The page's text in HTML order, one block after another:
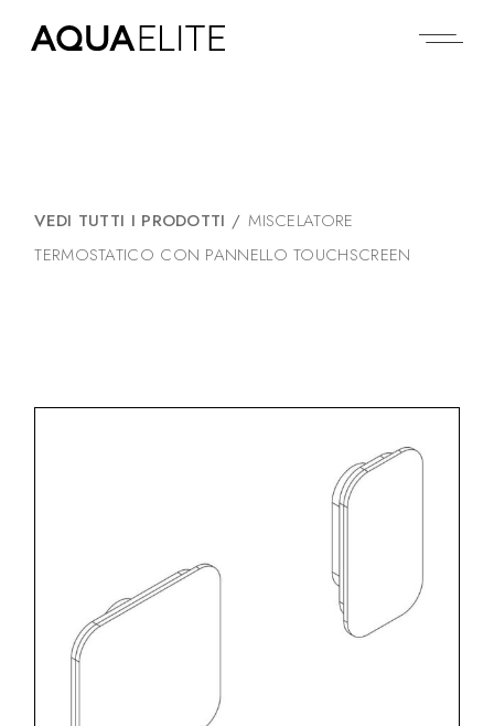
VEDI TUTTI I PRODOTTI / MISCELATORE
TERMOSTATICO CON PANNELLO TOUCHSCREEN